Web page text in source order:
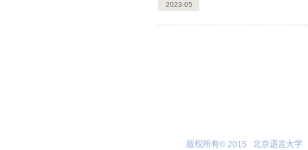
2023-05
版权所有© 2015 北京语言大